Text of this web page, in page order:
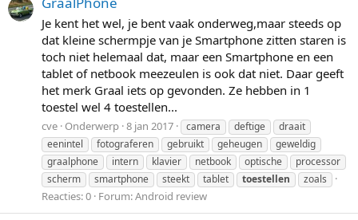
Je kent het wel, je bent vaak onderweg,maar steeds op
dat kleine schermpje van je Smartphone zitten staren is
toch niet helemaal dat, maar een Smartphone en een
tablet of netbook meezeulen is ook dat niet. Daar geeft
het merk Graal iets op gevonden. Ze hebben in 1
toestel wel 4 toestellen...
cve Onderwerp 8 jan 2017 camera deftige
draait
eenintel
fotograferen gebruikt geheugen
geweldig
graalphone
intern klavier netbook optische
processor
scherm
smartphone steekt tablet toestellen zoals
Reacties: 0 Forum:Android review